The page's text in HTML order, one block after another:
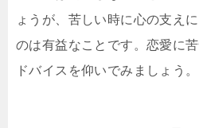
ょうが、苦しい時に心の支え
のは有益なことです。恋愛に
ドバイスを仰いでみましょう。